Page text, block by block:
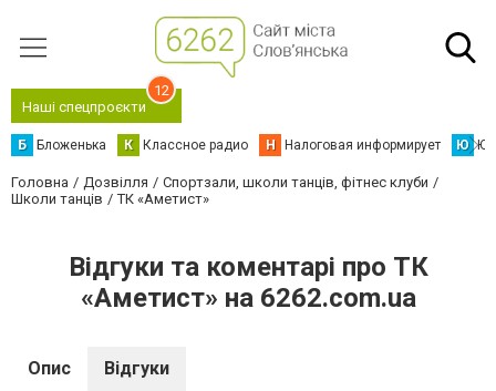
Наші спецпроєкти
12
Б Бложенька К Классное радио Н Налоговая информирует Ю
Головна Дозвілля
Спортзали, школи танців, фітнес клуби
Школи танців
ТК «Аметист»
Відгуки та коментарі про ТК
«Аметист» на 6262.com.ua
Опис Відгуки